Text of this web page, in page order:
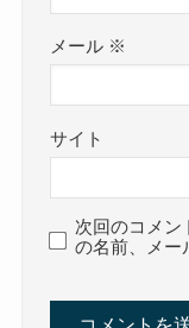
メール ※
サイト
次回のコメン
の名前、メー